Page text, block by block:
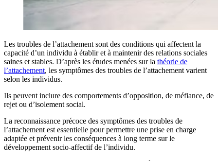
Les troubles de l’attachement sont des conditions qui affectent la
capacité d’un individu à établir et à maintenir des relations sociales
saines et stables. D’après les études menées sur la théorie de
l’attachement, les symptômes des troubles de l’attachement varient
selon les individus.
Ils peuvent inclure des comportements d’opposition, de méfiance, de
rejet ou d’isolement social.
La reconnaissance précoce des symptômes des troubles de
l’attachement est essentielle pour permettre une prise en charge
adaptée et prévenir les conséquences à long terme sur le
développement socio-affectif de l’individu.